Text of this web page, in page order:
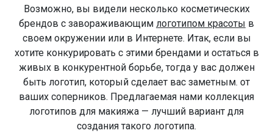
Возможно, вы видели несколько косметических
брендов с завораживающим логотипом красоты в
своем окружении или в Интернете. Итак, если вы
хотите конкурировать с этими брендами и остаться в
живых в конкурентной борьбе, тогда у вас должен
быть логотип, который сделает вас заметным. от
ваших соперников. Предлагаемая нами коллекция
логотипов для макияжа — лучший вариант для
создания такого логотипа.